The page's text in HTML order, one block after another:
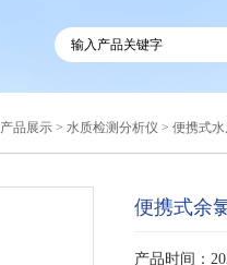
产品展示 > 水质检测分析仪 > 便携式
便携式余
产品时间：